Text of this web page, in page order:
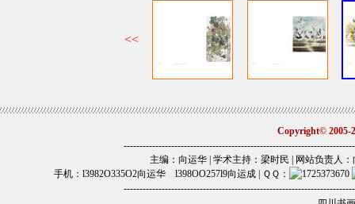
Copyright© 2005-
主编：向运华 | 学术主持：梁时民 | 网站负责人：
手机：l3982O335O2向运华 l398OO257l9向运成 | ＱＱ：